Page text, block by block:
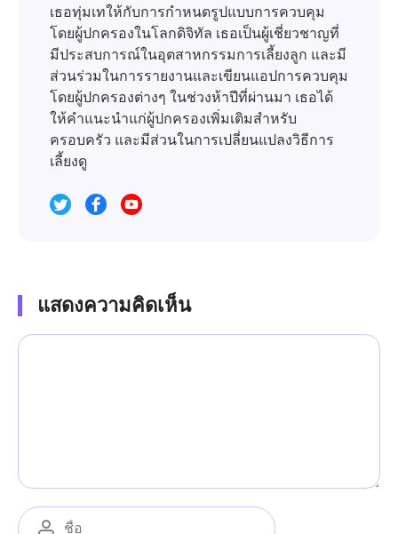
เธอทุ่มเทให้กับการกำหนดรูปแบบการควบคุม
โดยผู้ปกครองในโลกดิจิทัล เธอเป็นผู้เชี่ยวชาญที่
มีประสบการณ์ในอุตสาหกรรมการเลี้ยงลูก และมี
ส่วนร่วมในการรายงานและเขียนแอปการควบคุม
โดยผู้ปกครองต่างๆ ในช่วงห้าปีที่ผ่านมา เธอได้
ให้คำแนะนำแก่ผู้ปกครองเพิ่มเติมสำหรับ
ครอบครัว และมีส่วนในการเปลี่ยนแปลงวิธีการ
เลี้ยงดู
แสดงความคิดเห็น